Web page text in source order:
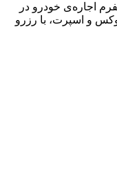
اجاره‌ی خودرو در
و اسپرت، با رزرو